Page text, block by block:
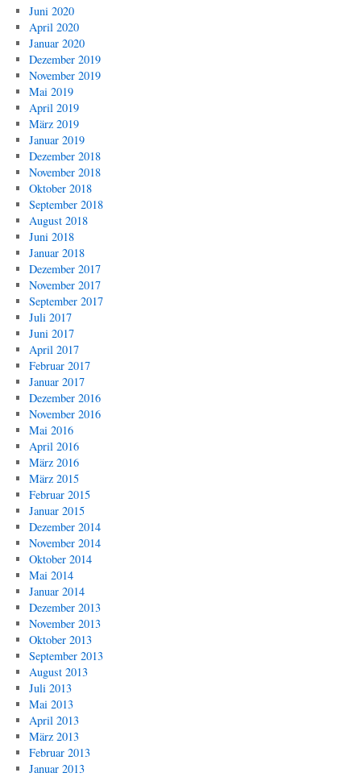
Juni 2020
April 2020
Januar 2020
Dezember 2019
November 2019
Mai 2019
April 2019
März 2019
Januar 2019
Dezember 2018
November 2018
Oktober 2018
September 2018
August 2018
Juni 2018
Januar 2018
Dezember 2017
November 2017
September 2017
Juli 2017
Juni 2017
April 2017
Februar 2017
Januar 2017
Dezember 2016
November 2016
Mai 2016
April 2016
März 2016
März 2015
Februar 2015
Januar 2015
Dezember 2014
November 2014
Oktober 2014
Mai 2014
Januar 2014
Dezember 2013
November 2013
Oktober 2013
September 2013
August 2013
Juli 2013
Mai 2013
April 2013
März 2013
Februar 2013
Januar 2013